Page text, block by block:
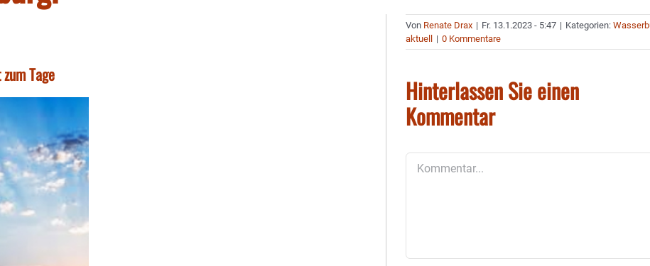
Tage
Von Renate Drax | Fr. 13.1.2023 - 5:47 | Kategorien:
aktuell
| 0 Kommentare
Hinterlassen Sie einen
Kommentar